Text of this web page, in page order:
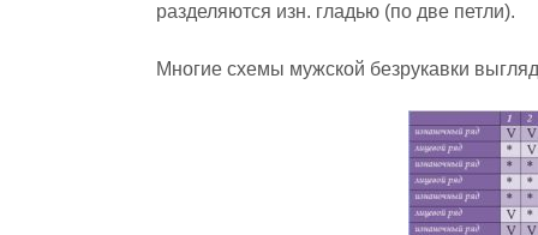
разделяются изн. гладью (по две петли).
Многие схемы мужской безрукавки